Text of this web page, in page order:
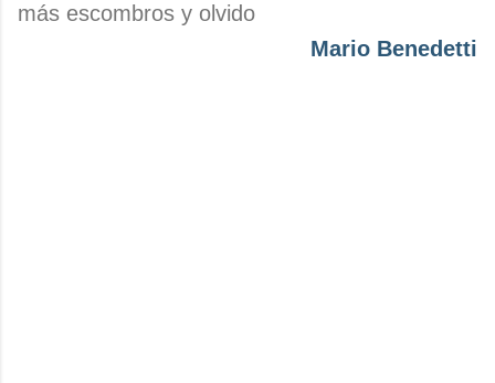
más escombros y olvido
Mario Benedetti